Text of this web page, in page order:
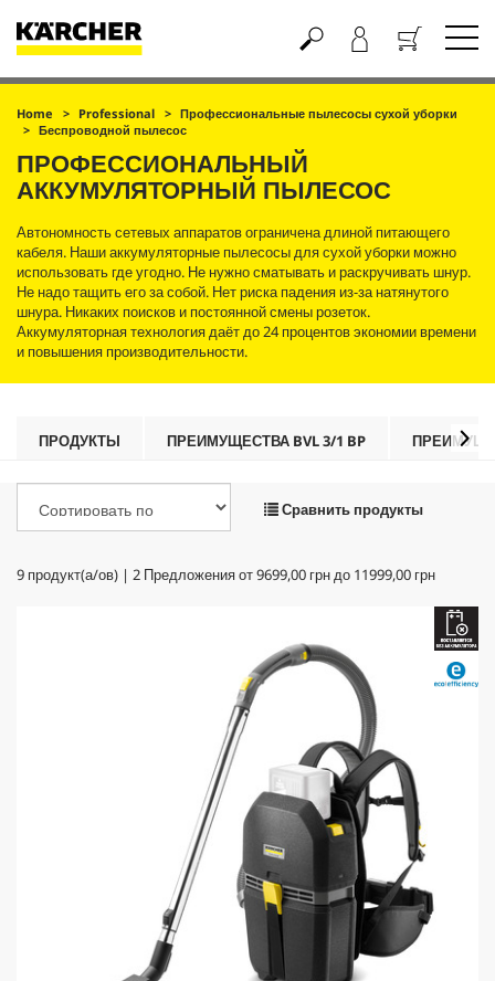
Корзина
Home Professional
Профессиональные пылесосы сухой уборки
Беспроводной пылесос
ПРОФЕССИОНАЛЬНЫЙ
АККУМУЛЯТОРНЫЙ ПЫЛЕСОС
Автономность сетевых аппаратов ограничена длиной питающего
кабеля. Наши аккумуляторные пылесосы для сухой уборки можно
использовать где угодно. Не нужно сматывать и раскручивать шнур.
Не надо тащить его за собой. Нет риска падения из-за натянутого
шнура. Никаких поисков и постоянной смены розеток.
Аккумуляторная технология даёт до 24 процентов экономии времени
и повышения производительности.
ПРОДУКТЫ ПРЕИМУЩЕСТВА BVL 3/1 BP
Сравнить продукты
9 продукт(а/ов) | 2 Предложения от9699,00 грндо 11999,00 грн